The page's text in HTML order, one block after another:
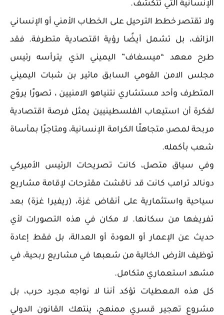
الإنسانية التي تتكشف.
ولا تقتصر خطط الترحيل على الخطاب الأمني أو الإنساني
الزائف، بل تشمل أيضًا رؤية اقتصادية متطرفة. فقد
طرح معهد “ميسغاف” اليميني الذي يترأسه رئيس
مجلس الامن القومي السابق مائير بن شبات اليميني
المتطرف وأحد مستشاري نتنياهو الامنيين ، تصورًا يروّج
لفكرة أن استيعاب الفلسطينيين يمثل فرصة اقتصادية
مربحة لمصر، متجاهلًا الكرامة الإنسانية، ومتاجرًا بمأساة
شعب بأكمله.
وفي سياق متصل، كانت تصريحات الرئيس الأميركي
دونالد ترامب كانت قد ناقشت مقترحات لإقامة مشاريع
سياحية واستثمارية على أنقاض غزة، (ريفيرا غزة) بعد
تفريغها من سكانها. لا مكان في هذه التصورات لأي
حديث عن الإعمار أو العودة أو العدالة، بل فقط إعادة
توظيف الأرض الخالية من شعبها في مشاريع ربحية، في
مشهد استعماري متكامل.
كل هذه المعطيات تؤكد أننا لا نواجه مجرد حرب، بل
مشروع تهجير قسري ممنهج، ينتهك القانون الدولي